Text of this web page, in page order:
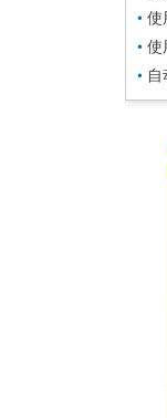
• 使
• 使
•